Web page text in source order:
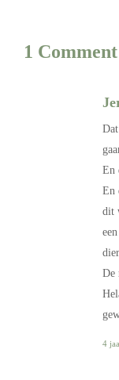
1 Comment
En
En
dit
De
4